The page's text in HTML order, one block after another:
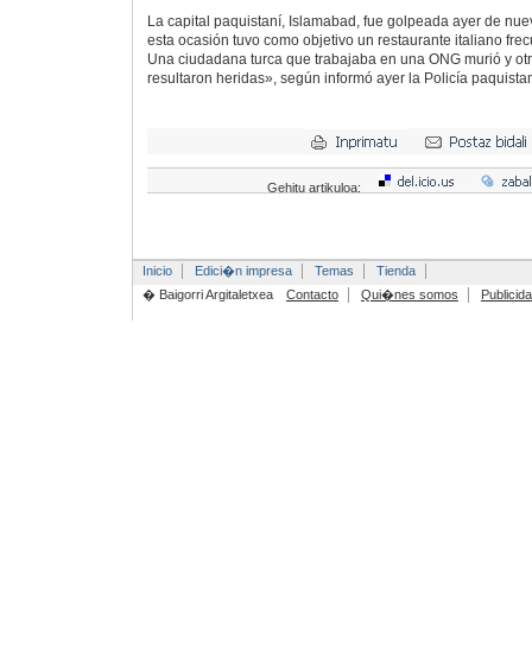
La capital paquistaní, Islamabad, fue golpeada ayer de
esta ocasión tuvo como objetivo un restaurante italiano
Una ciudadana turca que trabajaba en una ONG murió y
resultaron heridas», según informó ayer la Policía
Gehitu artikuloa:
Inicio Edici�n impresa Temas
Tienda
� Baigorri Argitaletxea
Contacto Qui�nes somos